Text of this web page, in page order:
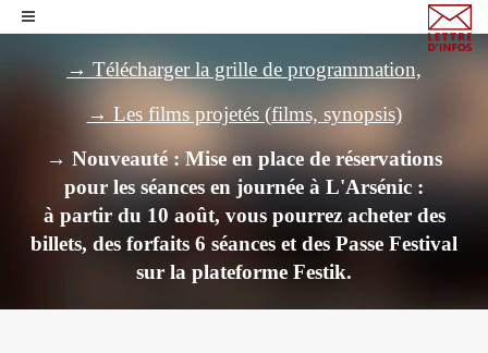
→ Télécharger la grille de programmation,
→ Les films projetés (films, synopsis)
→ Nouveauté : Mise en place de réservations
pour les séances en journée à L'Arsénic :
à partir du 10 août, vous pourrez acheter des
billets, des forfaits 6 séances et des Passe Festival
sur la plateforme Festik.